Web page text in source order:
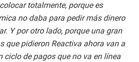
totalmente, porque es
no daba para pedir más dinero
Y por otro lado, porque una gran
que pidieron Reactiva ahora van a
ciclo de pagos que no va en línea